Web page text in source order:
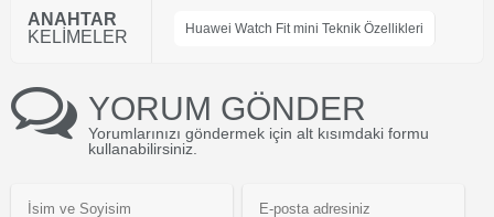
ANAHTAR
KELİMELER
Huawei Watch Fit mini Teknik Özellikleri
YORUM GÖNDER
Yorumlarınızı göndermek için alt kısımdaki formu
kullanabilirsiniz.